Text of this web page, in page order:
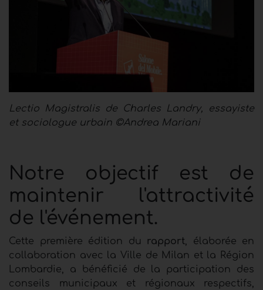
Lectio Magistralis de Charles Landry, essayiste
et sociologue urbain ©Andrea Mariani
Notre objectif est de
maintenir l'attractivité
de l'événement.
Cette première édition du rapport, élaborée en
collaboration avec la Ville de Milan et la Région
Lombardie, a bénéficié de la participation des
conseils municipaux et régionaux respectifs,